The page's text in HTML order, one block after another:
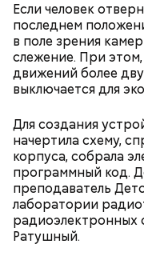
Если человек
последнем
в поле зрения
слежение. При
движений более
выключается для
Для создания
начертила схему,
корпуса, собрала
программный код.
преподаватель
лаборатории
Ратушный.
День «Счастье
Тайным обществом
напомнить людям,
кроется в мелочах.
можно,
счастливыми
Кабачки,